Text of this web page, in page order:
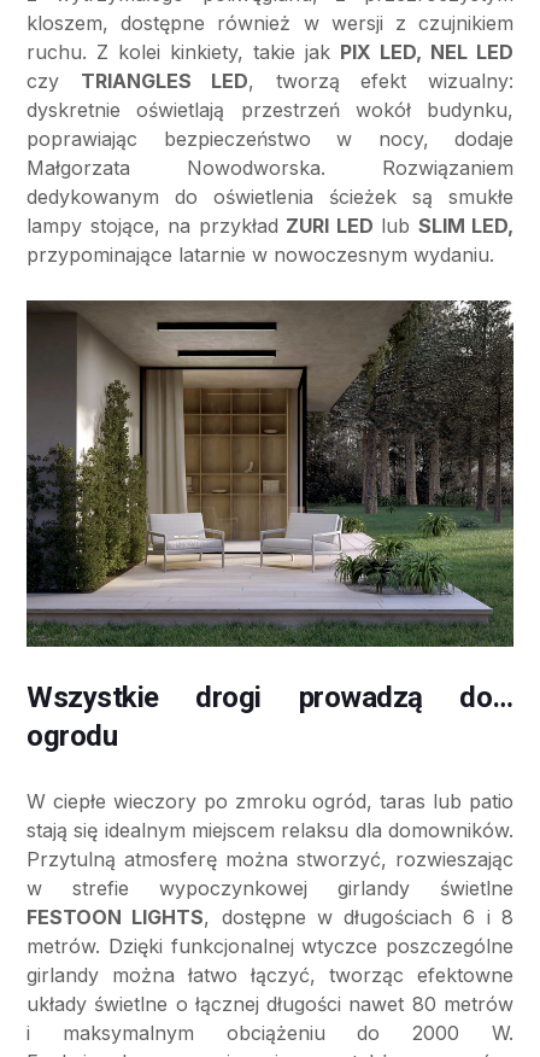
kloszem, dostępne również w wersji z czujnikiem
ruchu. Z kolei kinkiety, takie jak PIX LED, NEL LED
czy TRIANGLES LED, tworzą efekt wizualny:
dyskretnie oświetlają przestrzeń wokół budynku,
poprawiając bezpieczeństwo w nocy, dodaje
Małgorzata Nowodworska. Rozwiązaniem
dedykowanym do oświetlenia ścieżek są smukłe
lampy stojące, na przykład ZURI LED lub SLIM LED,
przypominające latarnie w nowoczesnym wydaniu.
Wszystkie drogi prowadzą do…
ogrodu
W ciepłe wieczory po zmroku ogród, taras lub patio
stają się idealnym miejscem relaksu dla domowników.
Przytulną atmosferę można stworzyć, rozwieszając
w strefie wypoczynkowej girlandy świetlne
FESTOON LIGHTS, dostępne w długościach 6 i 8
metrów. Dzięki funkcjonalnej wtyczce poszczególne
girlandy można łatwo łączyć, tworząc efektowne
układy świetlne o łącznej długości nawet 80 metrów
i maksymalnym obciążeniu do 2000 W.